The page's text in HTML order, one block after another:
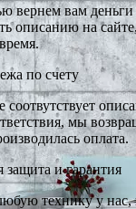
вернем вам деньги
описанию на
по счету
соотвутствует
мы
оплата.
и гарантия
технику у